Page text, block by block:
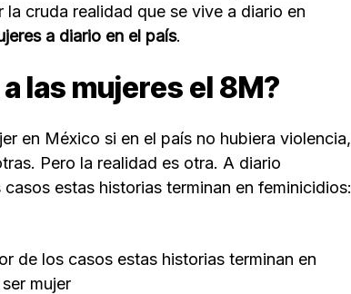
la cruda realidad que se vive a diario en
a diario en el país.
las mujeres el 8M?
en México si en el país no hubiera violencia,
Pero la realidad es otra. A diario
estas historias terminan en feminicidios:
de los casos estas historias terminan en
mujer